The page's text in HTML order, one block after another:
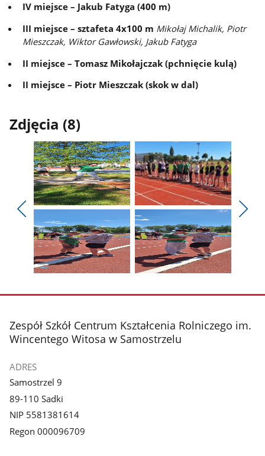
IV miejsce – Jakub Fatyga (400 m)
III miejsce – sztafeta 4x100 m Mikołaj Michalik, Piotr
Mieszczak, Wiktor Gawłowski, Jakub Fatyga
II miejsce – Tomasz Mikołajczak (pchnięcie kulą)
II miejsce – Piotr Mieszczak (skok w dal)
Zdjęcia (8)
Pokaż
poprzednie
zdjęcia
Pokaż
zdjęcie
1
z
galerii.
Pokaż
zdjęcie
2
z
galerii.
zdjęcie
galerii.
zdjęcie
galerii.
stopka
Zespół Szkół Centrum Kształcenia Rolniczego im.
Wincentego Witosa w Samostrzelu
ADRES
Samostrzel 9
89-110 Sadki
NIP 5581381614
Regon 000096709